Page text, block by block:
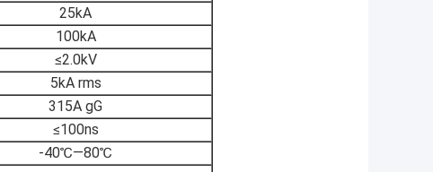
25kA
100kA
≤2.0kV
5kA rms
315A gG
≤100ns
-40℃—80℃